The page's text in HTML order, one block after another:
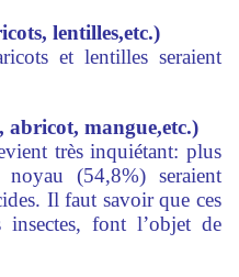
lentilles,etc.)
et lentilles seraient
abricot, mangue,etc.)
très inquiétant: plus
(54,8%) seraient
Il faut savoir que ces
insectes, font l’objet de